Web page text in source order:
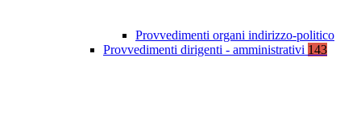
Provvedimenti organi indirizzo-politico
Provvedimenti dirigenti - amministrativi 143